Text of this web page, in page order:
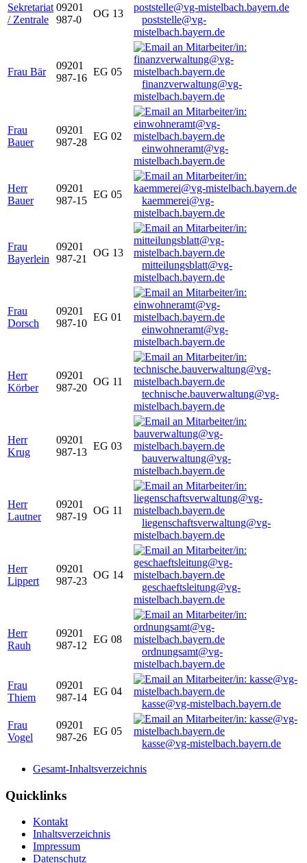
Sekretariat
/ Zentrale
09201
987-0
OG 13
poststelle@vg-
mistelbach.bayern.de
Frau Bär
09201
987-16
EG 05
finanzverwaltung@vg-
mistelbach.bayern.de
Frau
Bauer
09201
987-28
EG 02
einwohneramt@vg-
mistelbach.bayern.de
Herr
Bauer
09201
987-15
EG 05
kaemmerei@vg-
mistelbach.bayern.de
Frau
Bayerlein
09201
987-21
OG 13
mitteilungsblatt@vg-
mistelbach.bayern.de
Frau
Dorsch
09201
987-10
EG 01
einwohneramt@vg-
mistelbach.bayern.de
Herr
Körber
09201
987-20
OG 11
technische.bauverwaltung@vg-
mistelbach.bayern.de
Herr
Krug
09201
987-13
EG 03
bauverwaltung@vg-
mistelbach.bayern.de
Herr
Lautner
09201
987-19
OG 11
liegenschaftsverwaltung@vg-
mistelbach.bayern.de
Herr
Lippert
09201
987-23
OG 14
geschaeftsleitung@vg-
mistelbach.bayern.de
Herr
Rauh
09201
987-12
EG 08
ordnungsamt@vg-
mistelbach.bayern.de
Frau
Thiem
09201
987-14
EG 04
kasse@vg-mistelbach.bayern.de
Frau
Vogel
09201
987-26
EG 05
kasse@vg-mistelbach.bayern.de
Gesamt-Inhaltsverzeichnis
Quicklinks
Kontakt
Inhaltsverzeichnis
Impressum
Datenschutz